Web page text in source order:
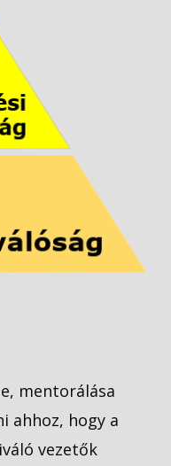
mentorálása
ahhoz, hogy a
vezetők